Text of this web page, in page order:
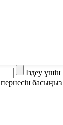
Іздеу үшін
басыңыз